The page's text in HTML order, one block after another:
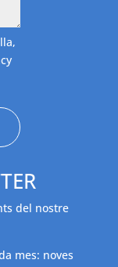
del nostre
mes: noves